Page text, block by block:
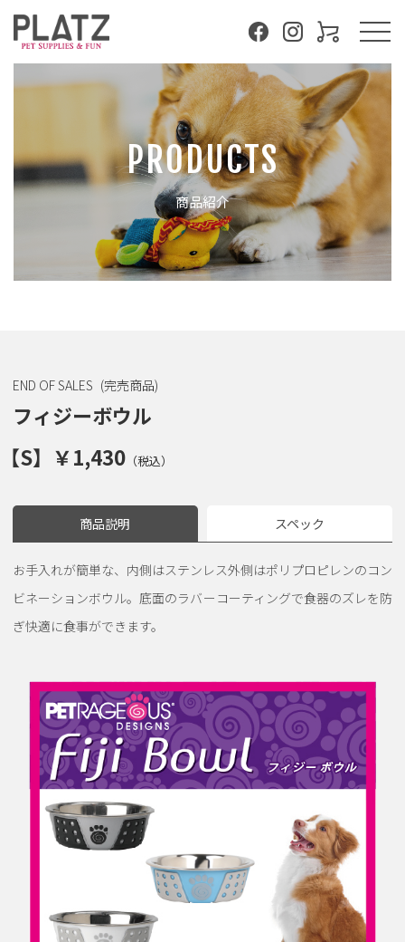
PRODUCTS
商品紹介
END OF SALES (完売商品)
フィジーボウル
【S】￥1,430（税込）
商品説明 スペック
お手入れが簡単な、内側はステンレス外側はポリプロピレンのコン
ビネーションボウル。底面のラバーコーティングで食器のズレを防
ぎ快適に食事ができます。